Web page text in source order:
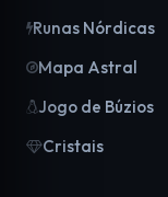
Runas Nórdicas
Mapa Astral
Jogo de Búzios
Cristais